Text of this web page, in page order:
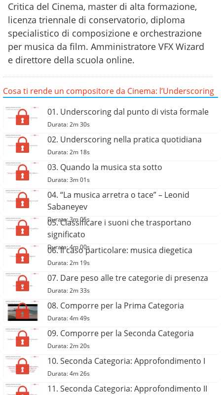
Critica del Cinema, master di alta formazione,
licenza triennale di conservatorio, diploma
specialistico di composizione e orchestrazione
per musica da film. Amministratore VFX Wizard
e direttore della scuola online.
Cosa ti rende un compositore da Cinema: l’Underscoring
01. Underscoring dal punto di vista formale
Durata: 2m 30s
02. Underscoring nella pratica quotidiana
Durata: 2m 18s
03. Quando la musica sta sotto
Durata: 3m 01s
04. “La musica arretra o tace” – Leonid
Sabaneyev
Durata: 3m 05s
05. Classificare i suoni che trasportano
significato
Durata: 4m 00s
06. Il caso particolare: musica diegetica
Durata: 2m 19s
07. Dare peso alle tre categorie di presenza
Durata: 2m 33s
08. Comporre per la Prima Categoria
Durata: 4m 49s
09. Comporre per la Seconda Categoria
Durata: 2m 20s
10. Seconda Categoria: Approfondimento I
Durata: 4m 26s
11. Seconda Categoria: Approfondimento II